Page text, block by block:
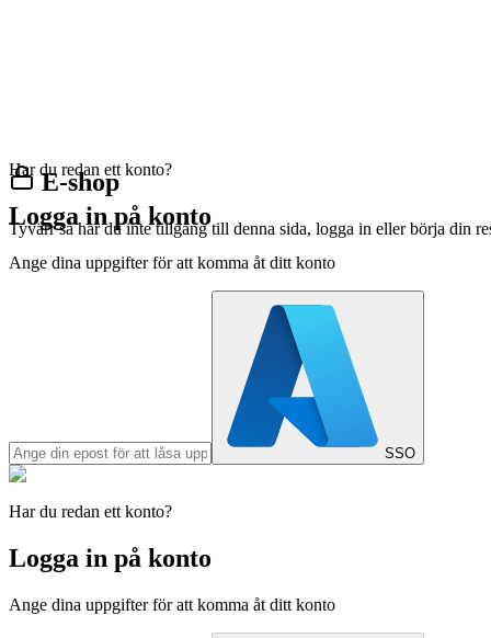
E-shop
Tyvärr så har du inte tillgång till denna sida, logga in eller börja din
Har du redan ett konto?
Logga in på konto
Ange dina uppgifter för att komma åt ditt konto
SSO
Har du redan ett konto?
Logga in på konto
Ange dina uppgifter för att komma åt ditt konto